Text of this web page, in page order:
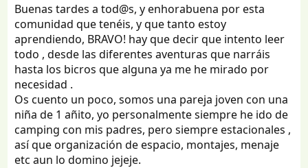
e
l
t
e
m
a
c
i
o
Buenas tardes a tod@s, y enhorabuena por esta
comunidad que tenéis, y que tanto estoy
aprendiendo, BRAVO! hay que decir que intento leer
todo , desde las diferentes aventuras que narráis
hasta los bicros que alguna ya me he mirado por
necesidad .
Os cuento un poco, somos una pareja joven con una
niña de 1 añito, yo personalmente siempre he ido de
camping con mis padres, pero siempre estacionales ,
así que organización de espacio, montajes, menaje
etc aun lo domino jejeje.